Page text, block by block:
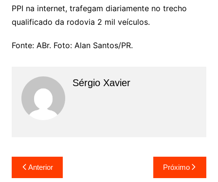
PPI na internet, trafegam diariamente no trecho
qualificado da rodovia 2 mil veículos.
Fonte: ABr. Foto: Alan Santos/PR.
Sérgio Xavier
Anterior Próximo